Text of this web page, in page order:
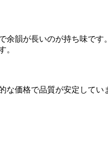
韻が長いのが持ち味です。
。
価格で品質が安定してい